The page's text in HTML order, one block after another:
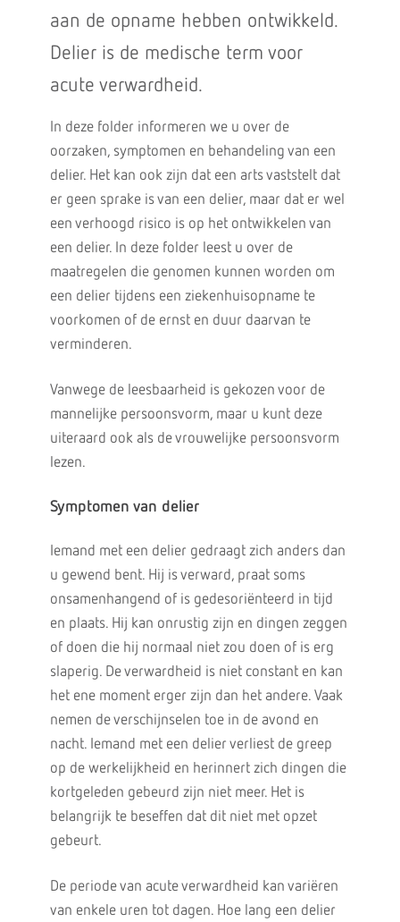
aan de opname hebben ontwikkeld.
Delier is de medische term voor
acute verwardheid.
In deze folder informeren we u over de
oorzaken, symptomen en behandeling van een
delier. Het kan ook zijn dat een arts vaststelt dat
er geen sprake is van een delier, maar dat er wel
een verhoogd risico is op het ontwikkelen van
een delier. In deze folder leest u over de
maatregelen die genomen kunnen worden om
een delier tijdens een ziekenhuisopname te
voorkomen of de ernst en duur daarvan te
verminderen.
Vanwege de leesbaarheid is gekozen voor de
mannelijke persoonsvorm, maar u kunt deze
uiteraard ook als de vrouwelijke persoonsvorm
lezen.
Symptomen van delier
Iemand met een delier gedraagt zich anders dan
u gewend bent. Hij is verward, praat soms
onsamenhangend of is gedesoriënteerd in tijd
en plaats. Hij kan onrustig zijn en dingen zeggen
of doen die hij normaal niet zou doen of is erg
slaperig. De verwardheid is niet constant en kan
het ene moment erger zijn dan het andere. Vaak
nemen de verschijnselen toe in de avond en
nacht. Iemand met een delier verliest de greep
op de werkelijkheid en herinnert zich dingen die
kortgeleden gebeurd zijn niet meer. Het is
belangrijk te beseffen dat dit niet met opzet
gebeurt.
De periode van acute verwardheid kan variëren
van enkele uren tot dagen. Hoe lang een delier